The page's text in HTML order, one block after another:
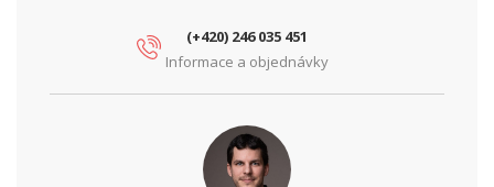
2,4 GHz, 5 GHz, 2,4 GHz + 5
4x4
(+420) 246 035 451
Informace a objednávky